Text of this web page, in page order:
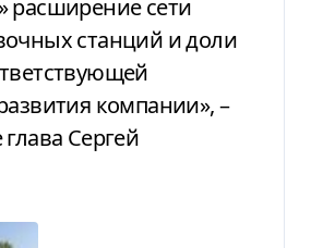
расширение сети
станций и доли
компании», –
Сергей